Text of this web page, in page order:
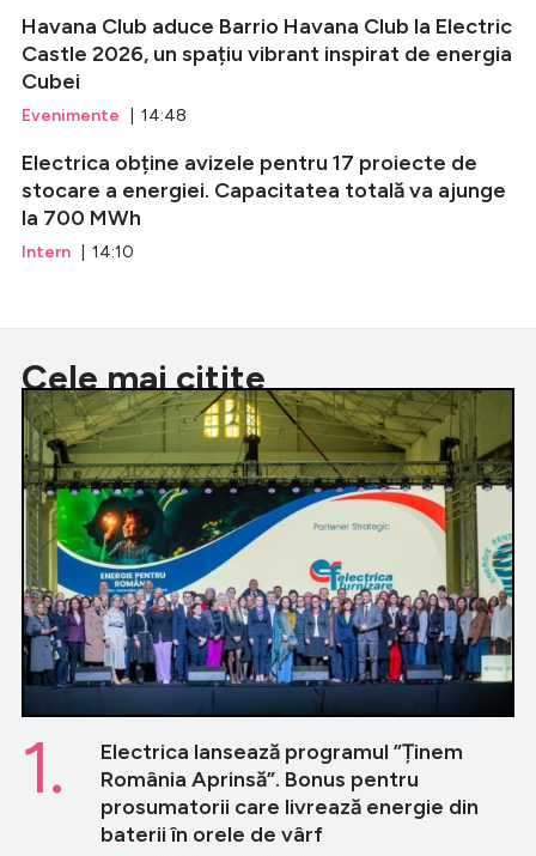
Havana Club aduce Barrio Havana Club la Electric
Castle 2026, un spațiu vibrant inspirat de energia
Cubei
Evenimente | 14:48
Electrica obține avizele pentru 17 proiecte de
stocare a energiei. Capacitatea totală va ajunge
la 700 MWh
Intern | 14:10
Cele mai citite
Electrica lansează programul ”Ținem
România Aprinsă”. Bonus pentru
prosumatorii care livrează energie din
baterii în orele de vârf
1.